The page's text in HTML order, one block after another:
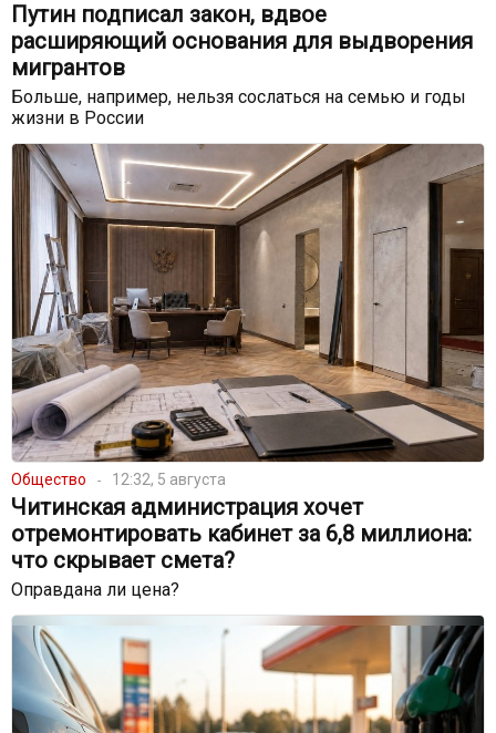
Путин подписал закон, вдвое
расширяющий основания для выдворения
мигрантов
Больше, например, нельзя сослаться на семью и годы
жизни в России
Общество 12:32, 5 августа
Читинская администрация хочет
отремонтировать кабинет за 6,8 миллиона:
что скрывает смета?
Оправдана ли цена?